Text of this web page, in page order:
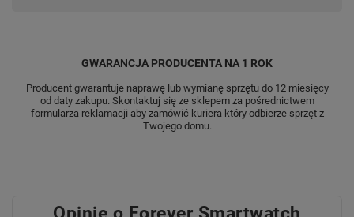
14 TRYBÓW SPORTOWYCH
GWARANCJA PRODUCENTA NA 1 ROK
Producent gwarantuje naprawę lub wymianę sprzętu do 12 miesięcy
od daty zakupu. Skontaktuj się ze sklepem za pośrednictwem
formularza reklamacji aby zamówić kuriera który odbierze sprzęt z
Twojego domu.